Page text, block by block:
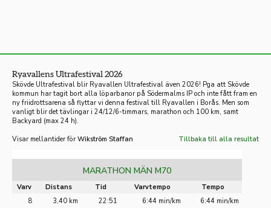
Ryavallens Ultrafestival 2026
Skövde Ultrafestival blir Ryavallen Ultrafestival även 2026! Pga att Skövde
kommun har tagit bort alla löparbanor på Södermalms IP och inte fått fram en
ny friidrottsarena så flyttar vi denna festival till Ryavallen i Borås. Men som
vanligt blir det tävlingar i 24/12/6-timmars, marathon och 100 km, samt
Backyard (max 24 h).
Visar mellantider för Wikström Staffan Tillbaka till alla resultat
MARATHON MÄN M70
Varv Distans Tid Varvtempo
Tempo
8
3,40 km 22:51 6:44 min/km
6:44 min/km